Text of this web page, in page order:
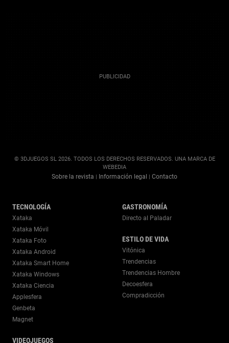
© 3DJUEGOS SL 2026. TODOS LOS DERECHOS RESERVADOS. UNA MARCA DE
WEBEDIA
Sobre la revista | Información legal | Contacto
TECNOLOGÍA
Xataka
Xataka Móvil
Xataka Foto
Xataka Android
Xataka Smart Home
Xataka Windows
Xataka Ciencia
Applesfera
Genbeta
Magnet
VIDEOJUEGOS
GASTRONOMÍA
Directo al Paladar
ESTILO DE VIDA
Vitónica
Trendencias
Trendencias Hombre
Decoesfera
Compradicción